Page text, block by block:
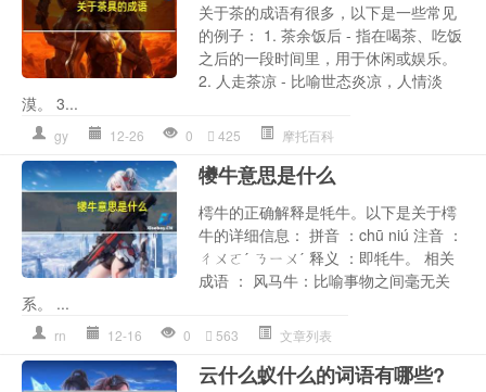
关于茶的成语有很多，以下是一些常见
的例子： 1. 茶余饭后 - 指在喝茶、吃饭
之后的一段时间里，用于休闲或娱乐。
2. 人走茶凉 - 比喻世态炎凉，人情淡
漠。 3...
gy 12-26 0 425 摩托百科
犪牛意思是什么
樗牛的正确解释是牦牛。以下是关于樗
牛的详细信息： 拼音 ：chū niú 注音 ：
ㄔㄨㄛˊ ㄋㄧㄨˊ 释义 ：即牦牛。 相关
成语 ： 风马牛：比喻事物之间毫无关
系。 ...
rn 12-16 0 563 文章列表
云什么蚁什么的词语有哪些?